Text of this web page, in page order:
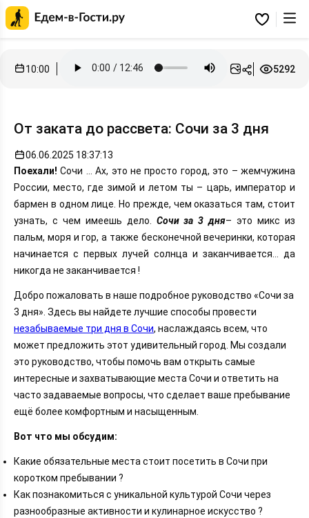
Избранное
10:00 5292
От заката до рассвета: Сочи за 3 дня
06.06.2025 18:37:13
Поехали! Сочи … Ах, это не просто город, это – жемчужина
России, место, где зимой и летом ты – царь, император и
бармен в одном лице. Но прежде, чем оказаться там, стоит
узнать, с чем имеешь дело. Сочи за 3 дня– это микс из
пальм, моря и гор, а также бесконечной вечеринки, которая
начинается с первых лучей солнца и заканчивается… да
никогда не заканчивается !
Добро пожаловать в наше подробное руководство «Сочи за
3 дня». Здесь вы найдете лучшие способы провести
незабываемые три дня в Сочи, наслаждаясь всем, что
может предложить этот удивительный город. Мы создали
это руководство, чтобы помочь вам открыть самые
интересные и захватывающие места Сочи и ответить на
часто задаваемые вопросы, что сделает ваше пребывание
ещё более комфортным и насыщенным.
Вот что мы обсудим:
Какие обязательные места стоит посетить в Сочи при
коротком пребывании ?
Как познакомиться с уникальной культурой Сочи через
разнообразные активности и кулинарное искусство ?